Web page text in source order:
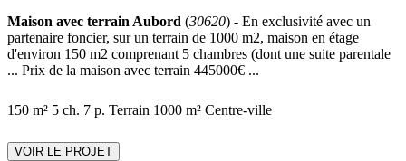
Maison avec terrain Aubord (30620) - En exclusivité avec un
partenaire foncier, sur un terrain de 1000 m2, maison en étage
d'environ 150 m2 comprenant 5 chambres (dont une suite parentale
... Prix de la maison avec terrain 445000€ ...
150 m² 5 ch. 7 p. Terrain 1000 m² Centre-ville
VOIR LE PROJET